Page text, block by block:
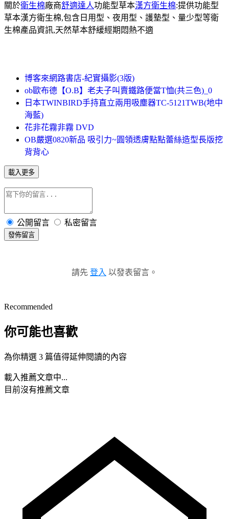
關於衛生棉廠商舒適達人功能型草本漢方衛生棉:提供功能型
草本漢方衛生棉,包含日用型、夜用型、護墊型、量少型等衛
生棉產品資訊,天然草本舒緩經期悶熱不適
博客來網路書店-紀實攝影(3版)
ob歐布德【O.B】老夫子叫賣鐵路便當T恤(共三色)_0
日本TWINBIRD手持直立兩用吸塵器TC-5121TWB(地中
海藍)
花非花霧非霧 DVD
OB嚴選0820新品 吸引力~圓領透膚點點蕾絲造型長版挖
背背心
載入更多
公開留言 私密留言
發佈留言
請先 登入 以發表留言。
Recommended
你可能也喜歡
為你精選 3 篇值得延伸閱讀的內容
載入推薦文章中...
目前沒有推薦文章